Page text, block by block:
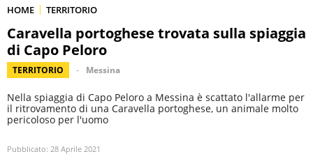
HOME TERRITORIO
Caravella portoghese trovata sulla spiaggia
di Capo Peloro
TERRITORIO Messina
Nella spiaggia di Capo Peloro a Messina è scattato l'allarme per
il ritrovamento di una Caravella portoghese, un animale molto
pericoloso per l'uomo
Pubblicato: 28 Aprile 2021